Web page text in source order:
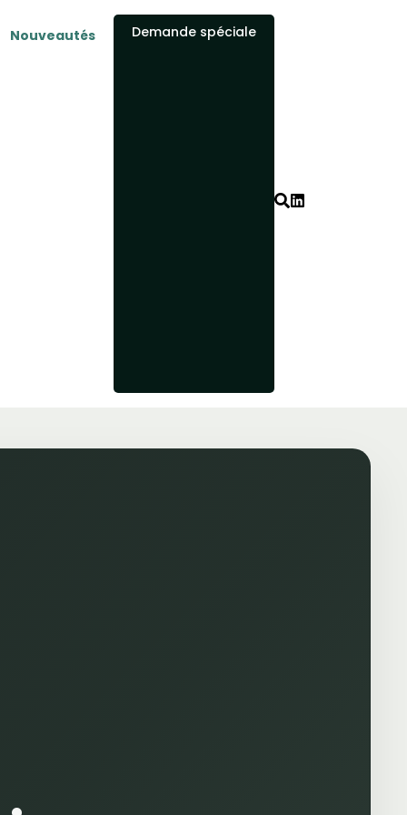
Nouveautés Demande spéciale